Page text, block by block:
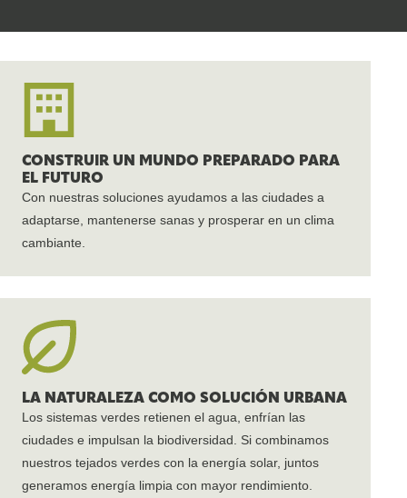
CONSTRUIR UN MUNDO PREPARADO PARA
EL FUTURO
Con nuestras soluciones ayudamos a las ciudades a
adaptarse, mantenerse sanas y prosperar en un clima
cambiante.
LA NATURALEZA COMO SOLUCIÓN URBANA
Los sistemas verdes retienen el agua, enfrían las
ciudades e impulsan la biodiversidad. Si combinamos
nuestros tejados verdes con la energía solar, juntos
generamos energía limpia con mayor rendimiento.